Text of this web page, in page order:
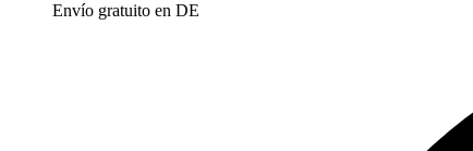
Envío gratuito en DE